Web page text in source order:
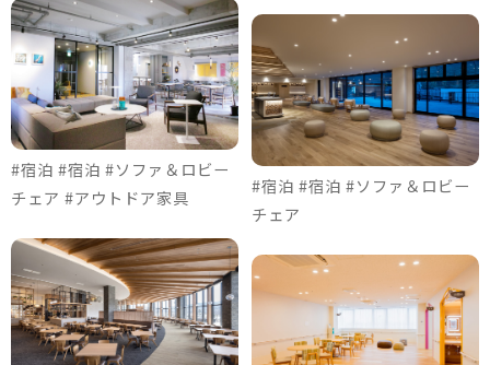
#宿泊 #宿泊 #ソファ＆ロビー
チェア #アウトドア家具
#宿泊 #宿泊 #ソファ＆ロビー
チェア